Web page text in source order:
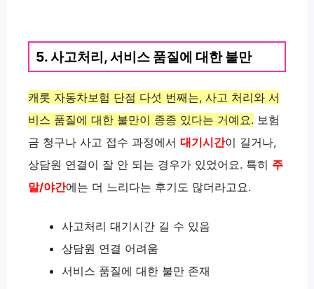
5. 사고처리, 서비스 품질에 대한 불만
캐롯 자동차보험 단점 다섯 번째는, 사고 처리와 서
비스 품질에 대한 불만이 종종 있다는 거예요. 보험
금 청구나 사고 접수 과정에서 대기시간이 길거나,
상담원 연결이 잘 안 되는 경우가 있었어요. 특히 주
말/야간에는 더 느리다는 후기도 많더라고요.
사고처리 대기시간 길 수 있음
상담원 연결 어려움
서비스 품질에 대한 불만 존재